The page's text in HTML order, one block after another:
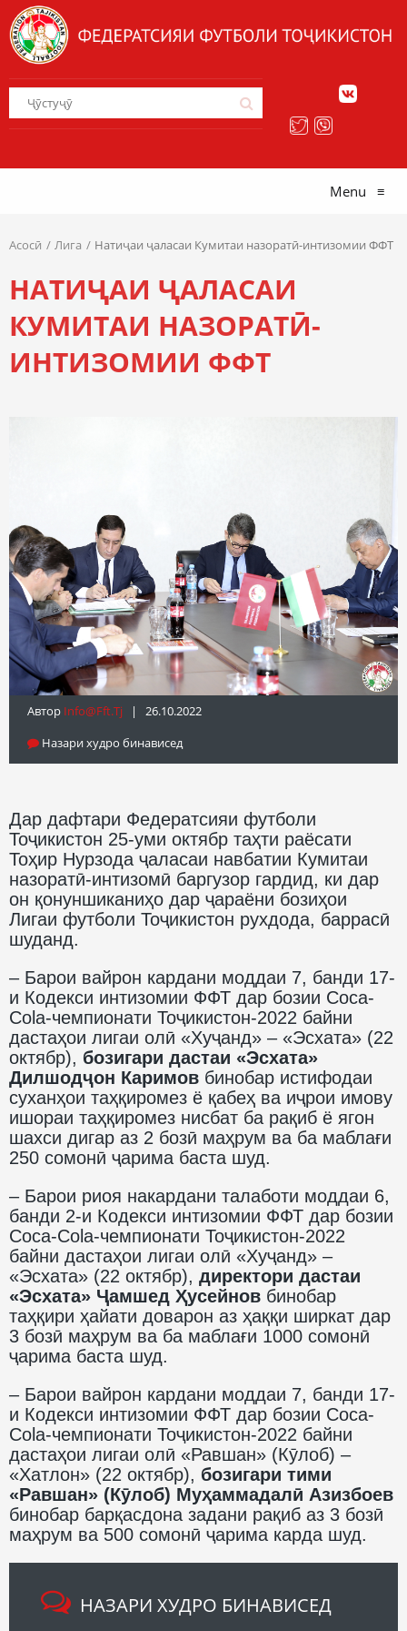
Menu ≡
Асосӣ Лига Натиҷаи ҷаласаи Кумитаи назоратӣ-интизомии ФФТ
НАТИҶАИ ҶАЛАСАИ
КУМИТАИ НАЗОРАТӢ-
ИНТИЗОМИИ ФФТ
Автор Info@fft.tj | 26.10.2022
Назари худро бинависед
Дар дафтари Федератсияи футболи
Тоҷикистон 25-уми октябр таҳти раёсати
Тоҳир Нурзода ҷаласаи навбатии Кумитаи
назоратӣ-интизомӣ баргузор гардид, ки дар
он қонуншиканиҳо дар ҷараёни бозиҳои
Лигаи футболи Тоҷикистон рухдода, баррасӣ
шуданд.
– Барои вайрон кардани моддаи 7, банди 17-
и Кодекси интизомии ФФТ дар бозии Coca-
Cola-чемпионати Тоҷикистон-2022 байни
дастаҳои лигаи олӣ «Хуҷанд» – «Эсхата» (22
октябр), бозигари дастаи «Эсхата»
Дилшодҷон Каримов бинобар истифодаи
суханҳои таҳқиромез ё қабеҳ ва иҷрои имову
ишораи таҳқиромез нисбат ба рақиб ё ягон
шахси дигар аз 2 бозӣ маҳрум ва ба маблағи
250 сомонӣ ҷарима баста шуд.
– Барои риоя накардани талаботи моддаи 6,
банди 2-и Кодекси интизомии ФФТ дар бозии
Coca-Cola-чемпионати Тоҷикистон-2022
байни дастаҳои лигаи олӣ «Хуҷанд» –
«Эсхата» (22 октябр), директори дастаи
«Эсхата» Ҷамшед Ҳусейнов бинобар
таҳқири ҳайати доварон аз ҳаққи ширкат дар
3 бозӣ маҳрум ва ба маблағи 1000 сомонӣ
ҷарима баста шуд.
– Барои вайрон кардани моддаи 7, банди 17-
и Кодекси интизомии ФФТ дар бозии Coca-
Cola-чемпионати Тоҷикистон-2022 байни
дастаҳои лигаи олӣ «Равшан» (Кӯлоб) –
«Хатлон» (22 октябр), бозигари тими
«Равшан» (Кӯлоб) Муҳаммадалӣ Азизбоев
бинобар барқасдона задани рақиб аз 3 бозӣ
маҳрум ва 500 сомонӣ ҷарима карда шуд.
НАЗАРИ ХУДРО БИНАВИСЕД